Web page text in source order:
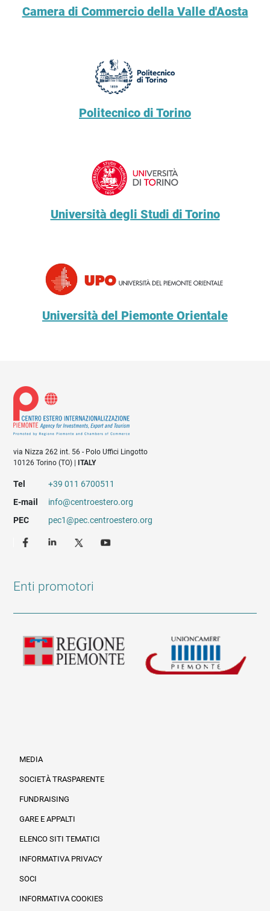
Camera di Commercio della Valle d'Aosta
Politecnico di Torino
Università degli Studi di Torino
Università del Piemonte Orientale
via Nizza 262 int. 56 - Polo Uffici Lingotto
10126 Torino (TO) |
ITALY
Tel
+39 011 6700511
E-mail
info@centroestero.org
PEC
pec1@pec.centroestero.org
Enti promotori
MEDIA
SOCIETÀ TRASPARENTE
FUNDRAISING
GARE E APPALTI
ELENCO SITI TEMATICI
INFORMATIVA PRIVACY
SOCI
INFORMATIVA COOKIES